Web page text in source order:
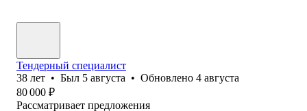
Тендерный специалист
38 лет • Был 5 августа • Обновлено 4 августа
80 000 ₽
Рассматривает предложения